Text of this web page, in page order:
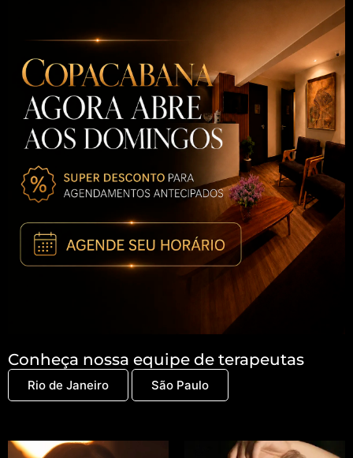
Conheça nossa equipe de terapeutas
Rio de Janeiro São Paulo